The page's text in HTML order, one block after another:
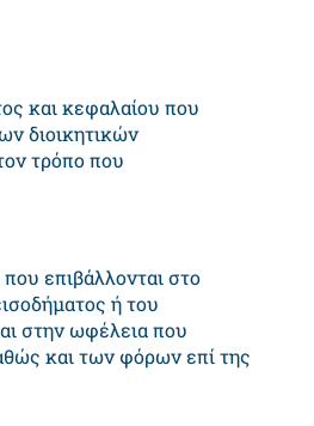
και κεφαλαίου που
διοικητικών
τρόπο που
επιβάλλονται στο
ή του
στην ωφέλεια που
και των φόρων επί της